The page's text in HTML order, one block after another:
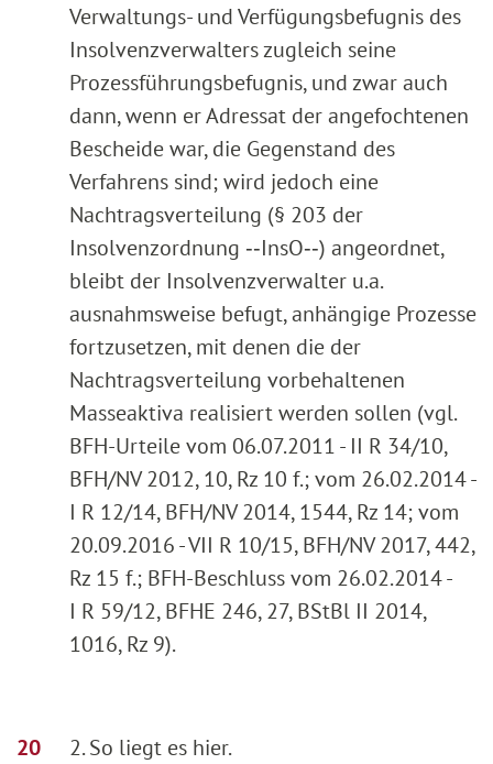
Verwaltungs- und Verfügungsbefugnis des
Insolvenzverwalters zugleich seine
Prozessführungsbefugnis, und zwar auch
dann, wenn er Adressat der angefochtenen
Bescheide war, die Gegenstand des
Verfahrens sind; wird jedoch eine
Nachtragsverteilung (§ 203 der
Insolvenzordnung ‑‑InsO‑‑) angeordnet,
bleibt der Insolvenzverwalter u.a.
ausnahmsweise befugt, anhängige Prozesse
fortzusetzen, mit denen die der
Nachtragsverteilung vorbehaltenen
Masseaktiva realisiert werden sollen (vgl.
BFH-Urteile vom 06.07.2011 - II R 34/10,
BFH/NV 2012, 10, Rz 10 f.; vom 26.02.2014 -
I R 12/14, BFH/NV 2014, 1544, Rz 14; vom
20.09.2016 - VII R 10/15, BFH/NV 2017, 442,
Rz 15 f.; BFH-Beschluss vom 26.02.2014 -
I R 59/12, BFHE 246, 27, BStBl II 2014,
1016, Rz 9).
2. So liegt es hier.